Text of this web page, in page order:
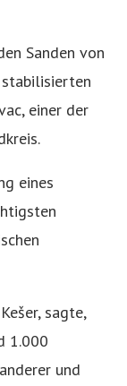
Sanden von
einer der
eines
sagte,
1.000
und